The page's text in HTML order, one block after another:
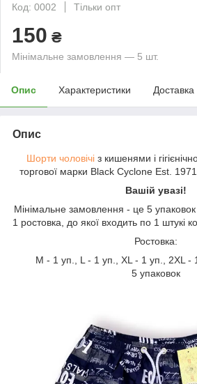
Код: 0002
Тільки опт
150 ₴
Мінімальне замовлення — 5 шт.
Опис Характеристики Доставка
Опис
Шорти чоловічі з кишенями і
торгової марки Black Cyclone Est.
Вашій увазі!
Мінімальне замовлення - це 5
1 ростовка, до якої входить по 1 штукі
Ростовка:
М - 1 уп., L - 1 уп., XL - 1 уп., 2XL -
5 упаковок